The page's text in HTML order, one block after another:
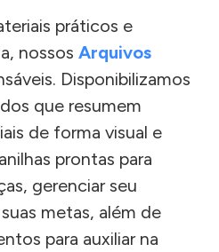
práticos e
nossos Arquivos
Disponibilizamos
que resumem
de forma visual e
prontas para
gerenciar seu
metas, além de
para auxiliar na